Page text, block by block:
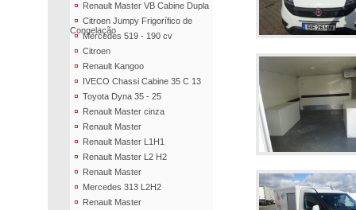
Renault Master VB Cabine Dupla
Citroen Jumpy Frigorífico de
Congelação
Mercedes 519 - 190 cv
Citroen
Renault Kangoo
IVECO Chassi Cabine 35 C 13
Toyota Dyna 35 - 25
Renault Master cinza
Renault Master
Renault Master L1H1
Renault Master L2 H2
Renault Master
Mercedes 313 L2H2
Renault Master